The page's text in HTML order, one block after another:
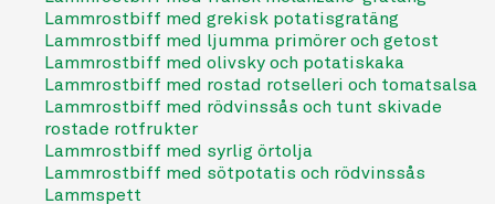
Lammrostbiff med grekisk potatisgratäng
Lammrostbiff med ljumma primörer och getost
Lammrostbiff med olivsky och potatiskaka
Lammrostbiff med rostad rotselleri och tomatsalsa
Lammrostbiff med rödvinssås och tunt skivade
rostade rotfrukter
Lammrostbiff med syrlig örtolja
Lammrostbiff med sötpotatis och rödvinssås
Lammspett